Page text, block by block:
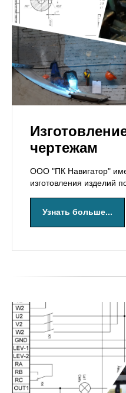
чертежам
ООО "ПК Навигатор"
изготовления изделий
Узнать больше...